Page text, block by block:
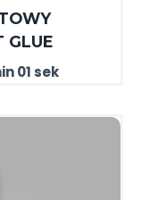
GLUE
01 sek